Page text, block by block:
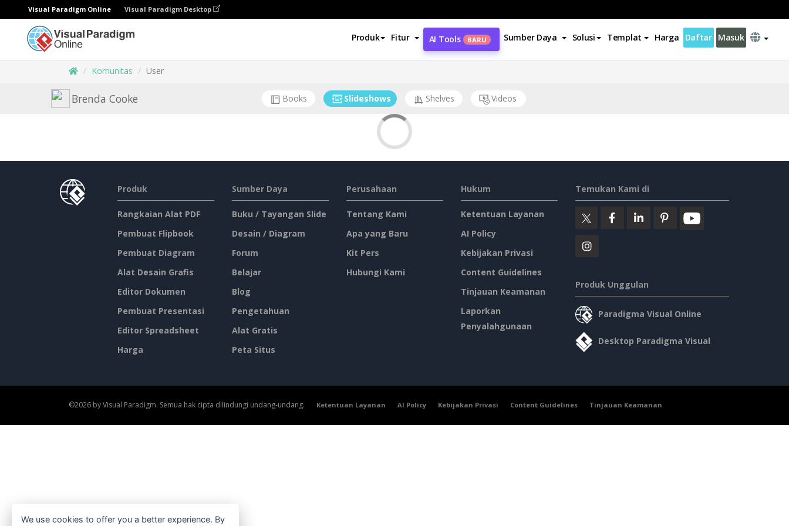
Visual Paradigm Online Visual Paradigm Desktop
Produk Fitur AI Tools BARU Sumber Daya Solusi Templat Harga Daftar Masuk
Komunitas User
Brenda Cooke Books Slideshows Shelves Videos
Produk
Rangkaian Alat PDF
Pembuat Flipbook
Pembuat Diagram
Alat Desain Grafis
Editor Dokumen
Pembuat Presentasi
Editor Spreadsheet
Harga
Sumber Daya
Buku / Tayangan Slide
Desain / Diagram
Forum
Belajar
Blog
Pengetahuan
Alat Gratis
Peta Situs
Perusahaan
Tentang Kami
Apa yang Baru
Kit Pers
Hubungi Kami
Hukum
Ketentuan Layanan
AI Policy
Kebijakan Privasi
Content Guidelines
Tinjauan Keamanan
Laporkan
Penyalahgunaan
Temukan Kami di
Produk Unggulan
Paradigma Visual Online
Desktop Paradigma Visual
©2026 by Visual Paradigm. Semua hak cipta dilindungi undang-undang. Ketentuan Layanan AI Policy Kebijakan Privasi Content Guidelines Tinjauan Keamanan
We use cookies to offer you a better experience. By